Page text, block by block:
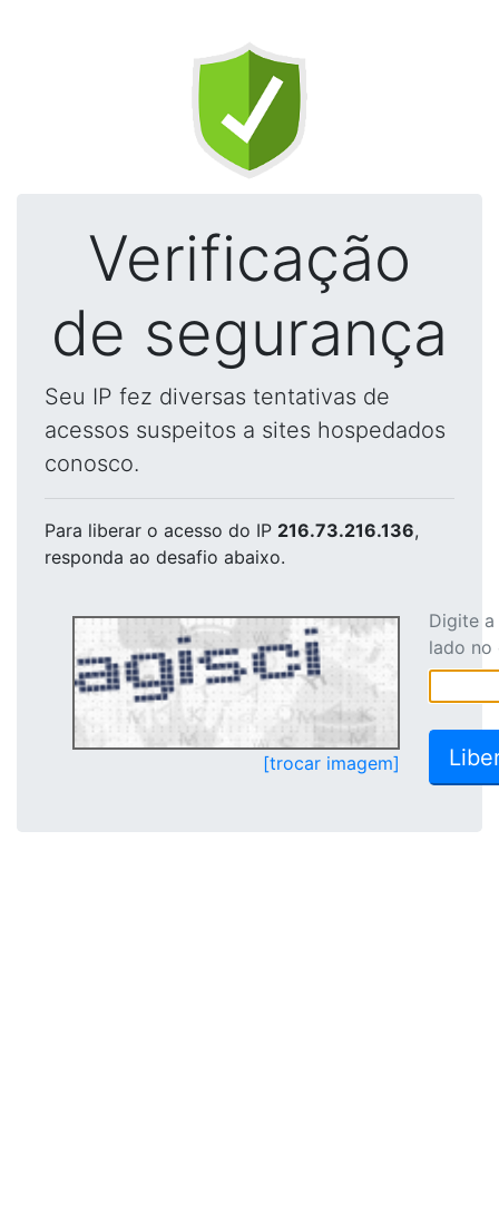
Verificação
de segurança
Seu IP fez diversas tentativas de
acessos suspeitos a sites hospedados
conosco.
Para liberar o acesso do IP 216.73.216.136,
responda ao desafio abaixo.
[trocar imagem]
Digite
lado no